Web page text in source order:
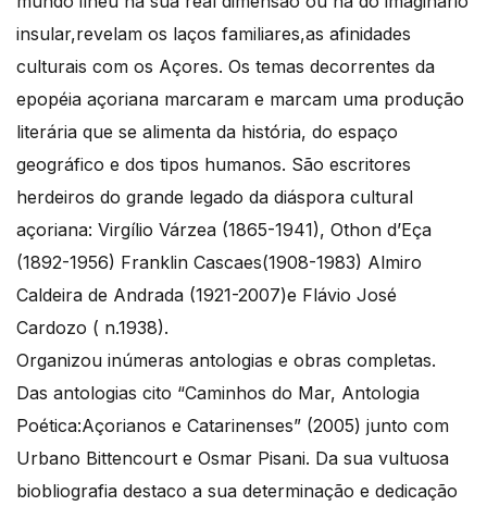
insular,revelam os laços familiares,as afinidades
culturais com os Açores. Os temas decorrentes da
epopéia açoriana marcaram e marcam uma produção
literária que se alimenta da história, do espaço
geográfico e dos tipos humanos. São escritores
herdeiros do grande legado da diáspora cultural
açoriana: Virgílio Várzea (1865-1941), Othon d’Eça
(1892-1956) Franklin Cascaes(1908-1983) Almiro
Caldeira de Andrada (1921-2007)e Flávio José
Cardozo ( n.1938).
Organizou inúmeras antologias e obras completas.
Das antologias cito “Caminhos do Mar, Antologia
Poética:Açorianos e Catarinenses” (2005) junto com
Urbano Bittencourt e Osmar Pisani. Da sua vultuosa
biobliografia destaco a sua determinação e dedicação